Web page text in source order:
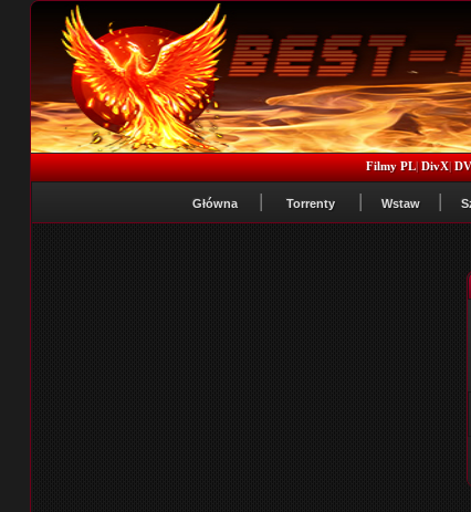
Filmy PL|DivX|
Główna Torrenty Wstaw